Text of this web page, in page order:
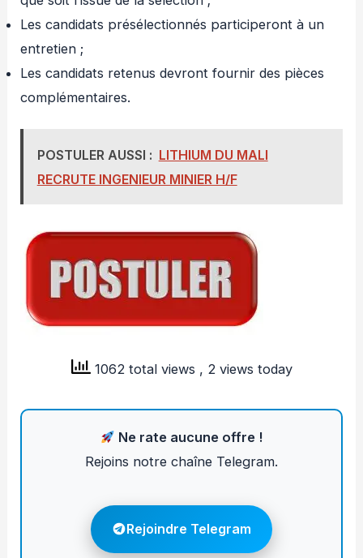
Les candidats présélectionnés participeront à un
entretien ;
Les candidats retenus devront fournir des pièces
complémentaires.
POSTULER AUSSI : LITHIUM DU MALI
RECRUTE INGENIEUR MINIER H/F
1062 total views , 2 views today
Ne rate aucune offre !
Rejoins notre chaîne Telegram.
Rejoindre Telegram